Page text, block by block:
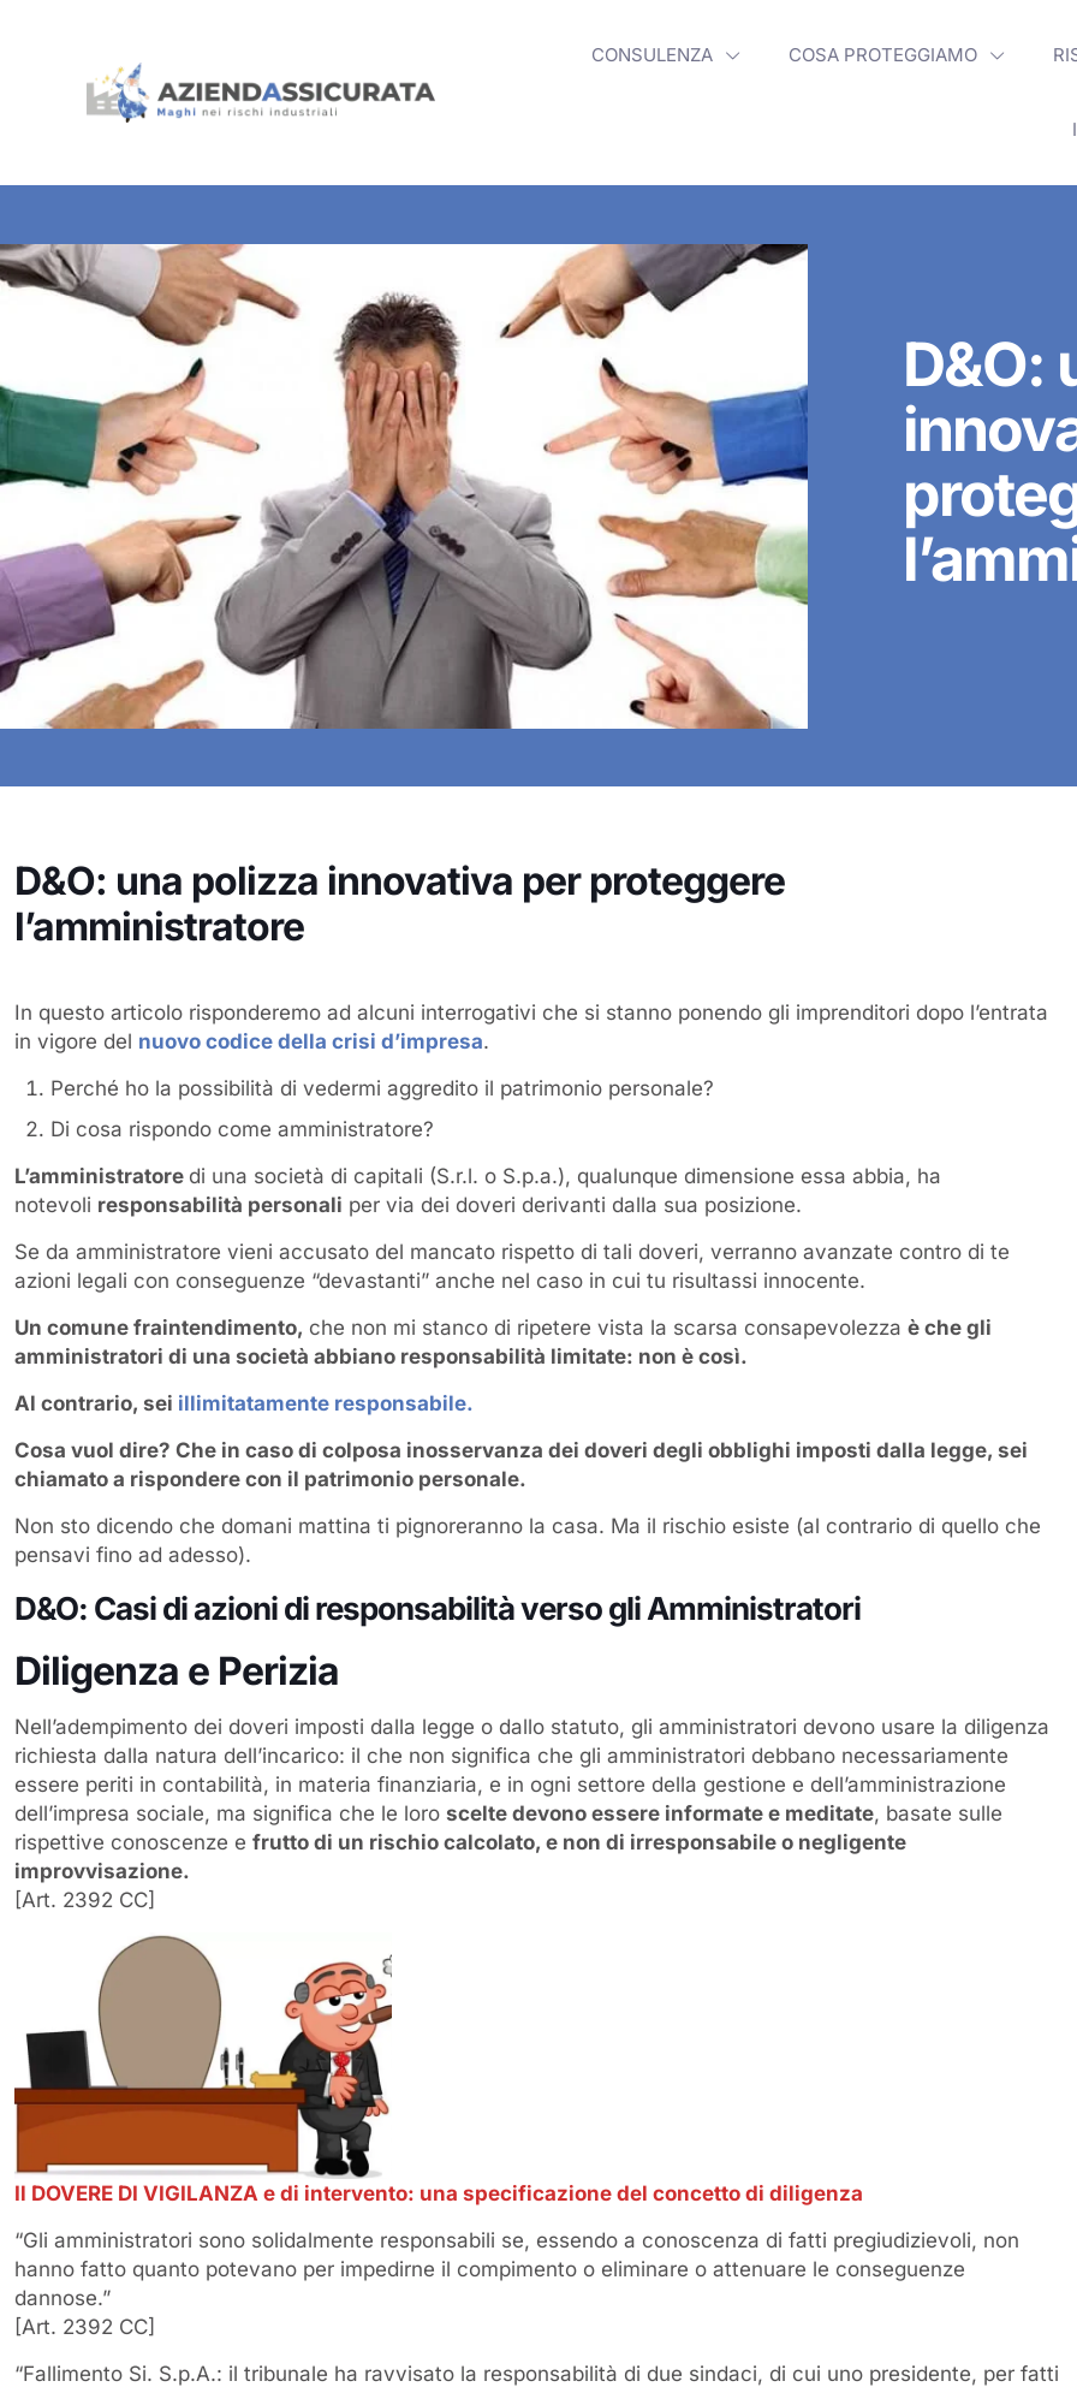
CONSULENZA COSA PROTEGGIAMO
D&O:
D&O: una polizza innovativa per proteggere
l’amministratore
In questo articolo risponderemo ad alcuni interrogativi che si stanno ponendo gli imprenditori dopo l’entrata
in vigore del nuovo codice della crisi d’impresa.
Perché ho la possibilità di vedermi aggredito il patrimonio personale?
Di cosa rispondo come amministratore?
L’amministratore di una società di capitali (S.r.l. o S.p.a.), qualunque dimensione essa abbia, ha
notevoli responsabilità personali per via dei doveri derivanti dalla sua posizione.
Se da amministratore vieni accusato del mancato rispetto di tali doveri, verranno avanzate contro di te
azioni legali con conseguenze “devastanti” anche nel caso in cui tu risultassi innocente.
Un comune fraintendimento, che non mi stanco di ripetere vista la scarsa consapevolezza è che gli
amministratori di una società abbiano responsabilità limitate: non è così.
Al contrario, sei illimitatamente responsabile.
Cosa vuol dire? Che in caso di colposa inosservanza dei doveri degli obblighi imposti dalla legge, sei
chiamato a rispondere con il patrimonio personale.
Non sto dicendo che domani mattina ti pignoreranno la casa. Ma il rischio esiste (al contrario di quello che
pensavi fino ad adesso).
D&O: Casi di azioni di responsabilità verso gli Amministratori
Diligenza e Perizia
Nell’adempimento dei doveri imposti dalla legge o dallo statuto, gli amministratori devono usare la diligenza
richiesta dalla natura dell’incarico: il che non significa che gli amministratori debbano necessariamente
essere periti in contabilità, in materia finanziaria, e in ogni settore della gestione e dell’amministrazione
dell’impresa sociale, ma significa che le loro scelte devono essere informate e meditate, basate sulle
rispettive conoscenze e frutto di un rischio calcolato, e non di irresponsabile o negligente
improvvisazione.
[Art. 2392 CC]
Il DOVERE DI VIGILANZA e di intervento: una specificazione del concetto di diligenza
“Gli amministratori sono solidalmente responsabili se, essendo a conoscenza di fatti pregiudizievoli, non
hanno fatto quanto potevano per impedirne il compimento o eliminare o attenuare le conseguenze
dannose.”
[Art. 2392 CC]
“Fallimento Si. S.p.A.: il tribunale ha ravvisato la responsabilità di due sindaci, di cui uno presidente, per fatti